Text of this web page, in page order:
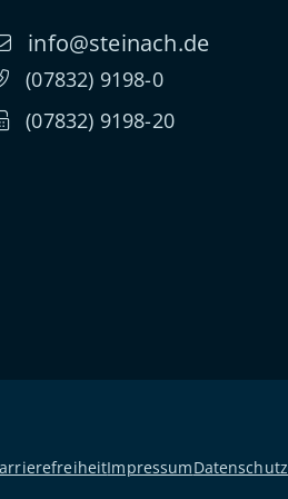
info@steinach.de
(07832) 9198-0
(07832) 9198-20
ImpressumDatenschutz